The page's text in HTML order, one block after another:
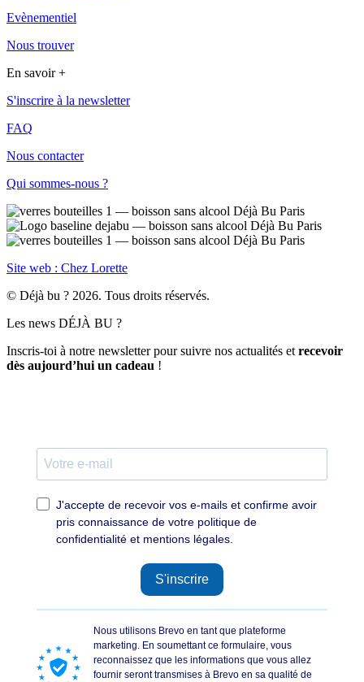
Evènementiel
Nous trouver
En savoir +
S'inscrire à la newsletter
FAQ
Nous contacter
Qui sommes-nous ?
Site web : Chez Lorette
© Déjà bu ? 2026. Tous droits réservés.
Les news DÉJÀ BU ?
Inscris-toi à notre newsletter pour suivre nos actualités et recevoir
dès aujourd’hui un cadeau !
J'accepte de recevoir vos e-mails et confirme avoir
pris connaissance de votre politique de
confidentialité et mentions légales.
S'inscrire
Nous utilisons Brevo en tant que plateforme
marketing. En soumettant ce formulaire, vous
reconnaissez que les informations que vous allez
fournir seront transmises à Brevo en sa qualité de